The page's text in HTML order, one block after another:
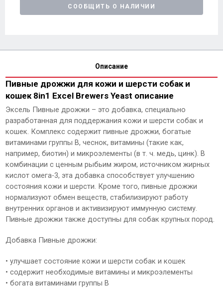
СООБЩИТЬ О НАЛИЧИИ
Описание
Пивные дрожжи для кожи и шерсти собак и
кошек 8in1 Excel Brewers Yeast описание
Эксель Пивные дрожжи – это добавка, специально
разработанная для поддержания кожи и шерсти собак и
кошек. Комплекс содержит пивные дрожжи, богатые
витаминами группы В, чеснок, витамины (такие как,
например, биотин) и микроэлементы (в т. ч. медь, цинк). В
комбинации с ценным рыбьим жиром, источником жирных
кислот омега-3, эта добавка способствует улучшению
состояния кожи и шерсти. Кроме того, пивные дрожжи
нормализуют обмен веществ, стабилизируют работу
внутренних органов и активизируют иммунную систему.
Пивные дрожжи также доступны для собак крупных пород.
Добавка Пивные дрожжи:
• улучшает состояние кожи и шерсти собак и кошек
• содержит необходимые витамины и микроэлементы
• богата витаминами группы В